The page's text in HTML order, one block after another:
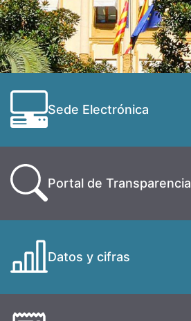
Sede Electrónica
Portal de Transparencia
Datos y cifras